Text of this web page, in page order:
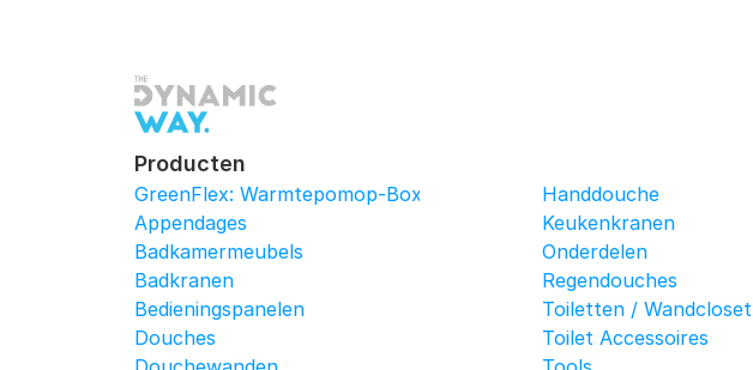
Producten
GreenFlex: Warmtepomop-Box
Appendages
Badkamermeubels
Badkranen
Bedieningspanelen
Douches
Handdouche
Keukenkranen
Onderdelen
Regendouches
Toiletten / Wandcloset
Toilet Accessoires